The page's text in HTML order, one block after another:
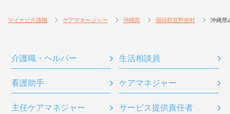
マイナビ介護職 ケアマネージャー 沖縄県 国頭郡宜野座村 沖縄県
介護職・ヘルパー 生活相談員
看護助手 ケアマネジャー
主任ケアマネジャー サービス提供責任者